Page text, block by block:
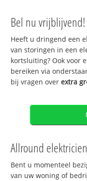
Bel nu vrijblijvend!
Heeft u dringend een
van storingen in een
kortsluiting? Ook voor
bereiken via
bij vragen overextra
Allround elektricien
Bent u momenteel
van uw woning of